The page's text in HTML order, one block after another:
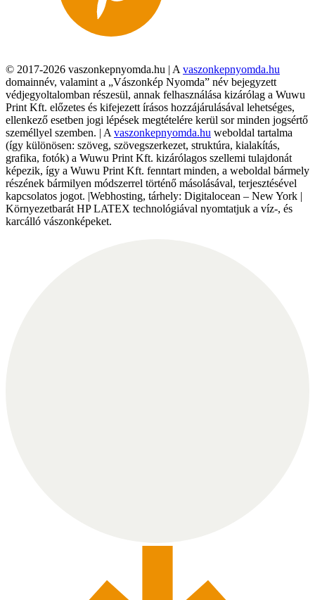
© 2017-2026 vaszonkepnyomda.hu | A vaszonkepnyomda.hu
domainnév, valamint a „Vászonkép Nyomda” név bejegyzett
védjegyoltalomban részesül, annak felhasználása kizárólag a Wuwu
Print Kft. előzetes és kifejezett írásos hozzájárulásával lehetséges,
ellenkező esetben jogi lépések megtételére kerül sor minden jogsértő
személlyel szemben. | A vaszonkepnyomda.hu weboldal tartalma
(így különösen: szöveg, szövegszerkezet, struktúra, kialakítás,
grafika, fotók) a Wuwu Print Kft. kizárólagos szellemi tulajdonát
képezik, így a Wuwu Print Kft. fenntart minden, a weboldal bármely
részének bármilyen módszerrel történő másolásával, terjesztésével
kapcsolatos jogot. |Webhosting, tárhely: Digitalocean – New York |
Környezetbarát HP LATEX technológiával nyomtatjuk a víz-, és
karcálló vászonképeket.